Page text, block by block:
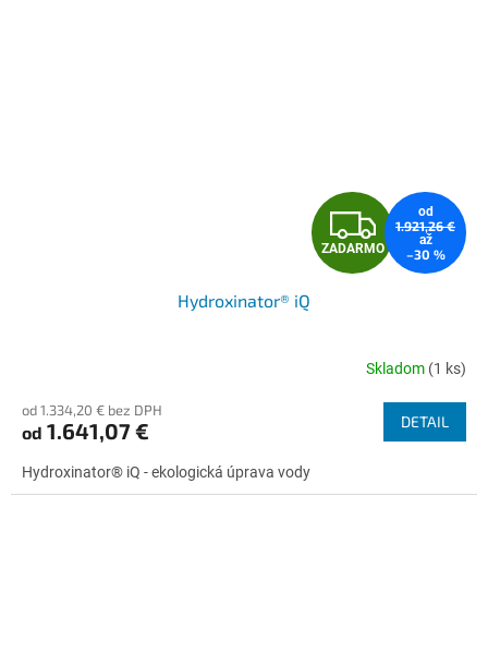
Z
A
A
R
M
O
ZADARMO
od
1.921,26 €
až
–30 %
Hydroxinator® iQ
Skladom (1 ks)
od 1.334,20 € bez DPH
od 1.641,07 € DETAIL
Hydroxinator® iQ - ekologická úprava vody